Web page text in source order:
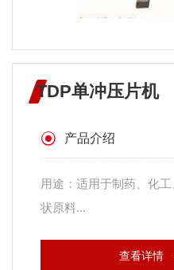
TDP单冲压片机
产品介绍
用途：适用于制药、化
状原料...
查看详情